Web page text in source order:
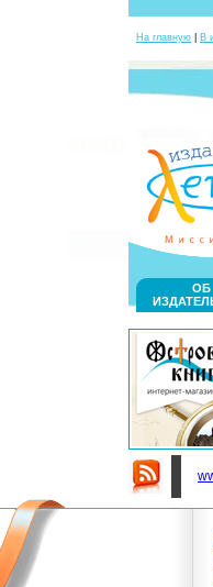
На главную В
ОБ